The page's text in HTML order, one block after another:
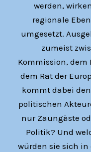
werden,
regionale
umgesetzt.
zumeist
Kommission,
dem Rat der
kommt dabei
politischen
nur Zaungäste
Politik? Und
würden sie sich in